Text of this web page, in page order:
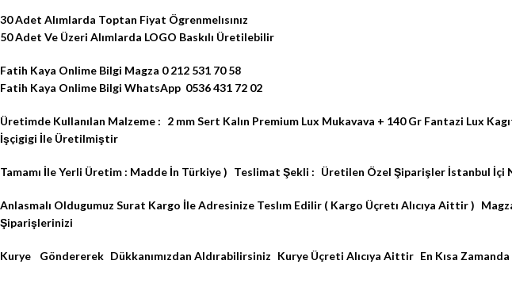
30 Adet Alımlarda Toptan Fiyat Ögrenmelısınız
50 Adet Ve Üzeri Alımlarda LOGO Baskılı Üretilebilir
Fatih Kaya Onlime Bilgi Magza 0 212 531 70 58
Fatih Kaya Onlime Bilgi WhatsApp 0536 431 72 02
Üretimde Kullanılan Malzeme : 2 mm Sert Kalın Premium Lux Mukavava + 140 Gr Fantazi Lux
İşçigigi İle Üretilmiştir
Tamamı İle Yerli Üretim : Madde İn Türkiye ) Teslimat Şekli : Üretilen Özel Şiparişler İstanbul
Anlasmalı Oldugumuz Surat Kargo İle Adresinize Teslım Edilir ( Kargo Üçretı Alıcıya Aittir )
Şiparişlerinizi
Kurye Göndererek Dükkanımızdan Aldırabilirsiniz Kurye Üçreti Alıcıya Aittir En Kısa